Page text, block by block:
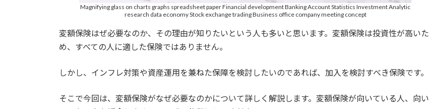
Magnifying glass on charts graphs spreadsheet paper Financial development Banking Account Statistics Investment Analytic
research data economy Stock exchange trading Business office company meeting concept
変額保険はぜ必要なのか、その理由が知りたいという人も多いと思います。変額保険は投資性が高いた
め、すべての人に適した保険ではありません。
しかし、インフレ対策や資産運用を兼ねた保障を検討したいのであれば、加入を検討すべき保険です。
そこで今回は、変額保険がなぜ必要なのかについて詳しく解説します。変額保険が向いている人、向い